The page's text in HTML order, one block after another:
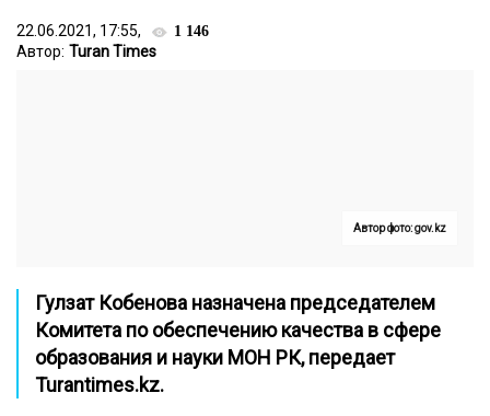
22.06.2021, 17:55, 1 146
Автор: Turan Times
Автор фото: gov.kz
Гулзат Кобенова назначена председателем
Комитета по обеспечению качества в сфере
образования и науки МОН РК, передает
Turantimes.kz.